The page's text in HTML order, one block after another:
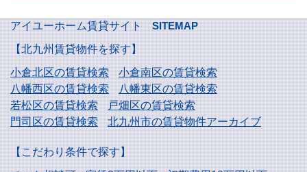
アイユーホーム賃貸サイト
SITEMAP
【北九州賃貸物件を探す】
小倉北区の賃貸検索
小倉南区の賃貸検索
八幡西区の賃貸検索
八幡東区の賃貸検索
若松区の賃貸検索
戸畑区の賃貸検索
門司区の賃貸検索
北九州市の賃貸物件アーカイブ
【こだわり条件で探す】